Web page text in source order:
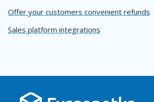
Offer your customers convenient refunds
Sales platform integrations